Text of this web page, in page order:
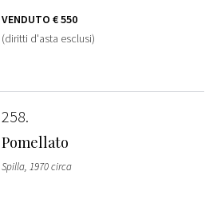
VENDUTO € 550
(diritti d'asta esclusi)
258
Pomellato
Spilla, 1970 circa